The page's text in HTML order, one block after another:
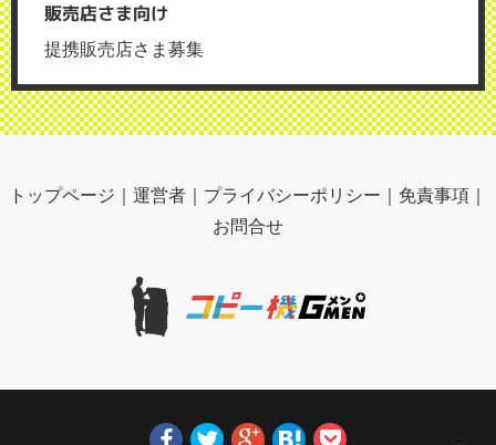
販売店さま向け
提携販売店さま募集
トップページ ｜ 運営者 ｜ プライバシーポリシー ｜ 免責事項 ｜
お問合せ